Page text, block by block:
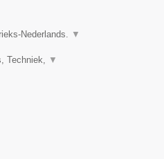
Nederlands. ▼
Techniek, ▼